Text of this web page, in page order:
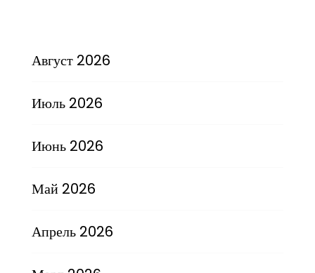
Август 2026
Июль 2026
Июнь 2026
Май 2026
Апрель 2026